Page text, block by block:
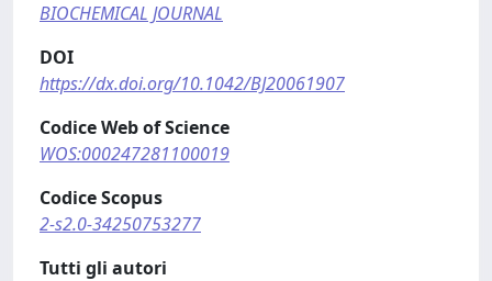
BIOCHEMICAL JOURNAL
DOI
https://dx.doi.org/10.1042/BJ20061907
Codice Web of Science
WOS:000247281100019
Codice Scopus
2-s2.0-34250753277
Tutti gli autori